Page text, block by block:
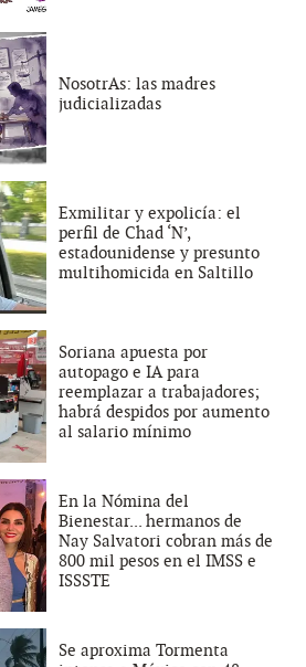
NosotrAs: las madres
judicializadas
Exmilitar y expolicía: el
perfil de Chad ‘N’,
estadounidense y presunto
multihomicida en Saltillo
Soriana apuesta por
autopago e IA para
reemplazar a trabajadores;
habrá despidos por aumento
al salario mínimo
En la Nómina del
Bienestar... hermanos de
Nay Salvatori cobran más de
800 mil pesos en el IMSS e
ISSSTE
Se aproxima Tormenta